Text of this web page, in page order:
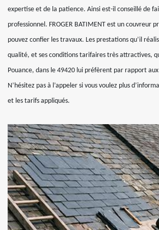
expertise et de la patience. Ainsi est-il conseillé de
professionnel. FROGER BATIMENT est un couvreur
pouvez confier les travaux. Les prestations qu’il
qualité, et ses conditions tarifaires très attractives,
Pouance, dans le 49420 lui préfèrent par rapport
N’hésitez pas à l’appeler si vous voulez plus
et les tarifs appliqués.